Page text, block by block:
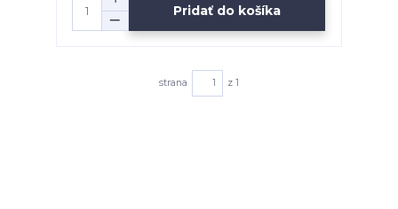
Pridať do košíka
strana z 1